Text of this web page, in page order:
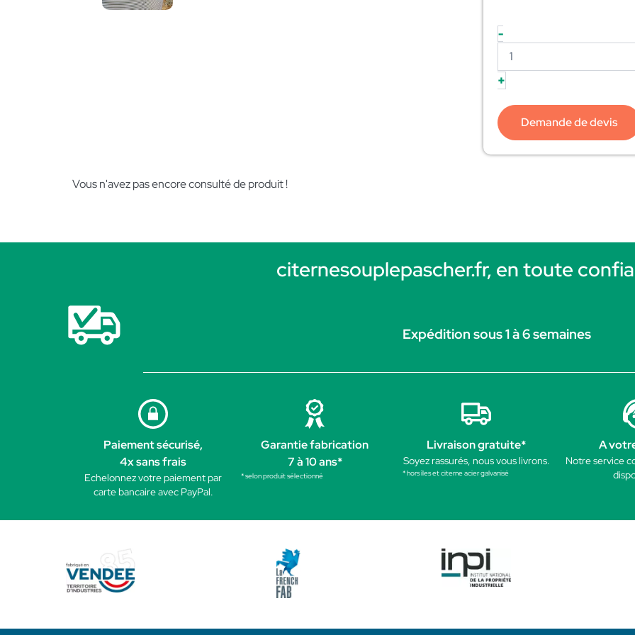
-
+
Demande de devis
Vous n'avez pas encore consulté de produit !
citernesouplepascher.fr, en toute
Expédition sous 1 à 6 semaines
Paiement sécurisé,
4x sans frais
Echelonnez votre paiement par
carte bancaire avec PayPal.
Garantie fabrication
7 à 10 ans*
* selon produit sélectionné
Livraison gratuite*
Soyez rassurés, nous vous livrons.
* hors îles et citerne acier galvanisé
A
Notre service